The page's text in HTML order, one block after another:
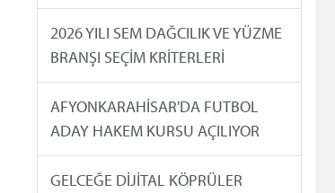
2026 YILI SEM DAĞCILIK VE YÜZME
BRANŞI SEÇİM KRİTERLERİ
AFYONKARAHİSAR'DA FUTBOL
ADAY HAKEM KURSU AÇILIYOR
GELCEĞE DİJİTAL KÖPRÜLER